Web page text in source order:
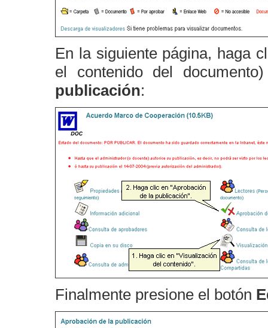
En la siguiente página, haga
el contenido del
publicación:
Finalmente presione el botón